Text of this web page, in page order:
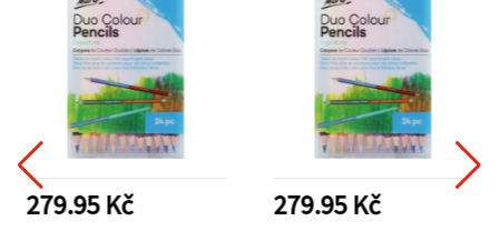
279.95 Kč 279.95 Kč